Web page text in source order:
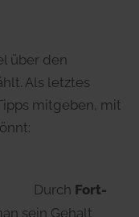
über den
Als letztes
mitgeben, mit
Fort-
sein Gehalt